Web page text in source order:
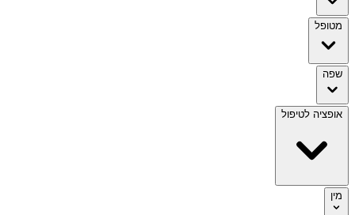
מטופל
שפה
אופציה לטיפול
מין